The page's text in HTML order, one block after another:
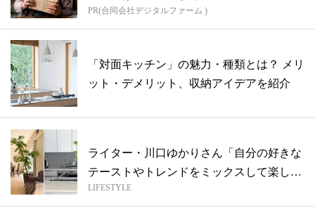
PR(合同会社デジタルファーム )
「対面キッチン」の魅力・種類とは？ メリ
ット・デメリット、収納アイデアを紹介
ライター・川口ゆかりさん「自分の好きな
テーストやトレンドをミックスして楽しん
でい...
LIFESTYLE